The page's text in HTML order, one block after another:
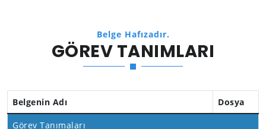
Belge Hafızadır.
GÖREV TANIMLARI
Belgenin Adı Dosya
Görev Tanımaları